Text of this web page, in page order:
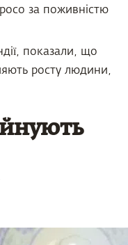
за поживністю
показали, що
росту людини,